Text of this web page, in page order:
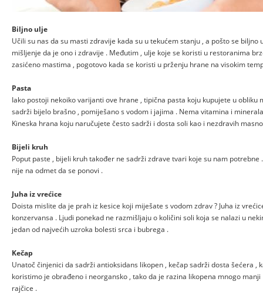
Biljno ulje
Učili su nas da su masti zdravije kada su u tekućem stanju , a pošto se biljno
mišljenje da je ono i zdravije . Međutim , ulje koje se koristi u restoranima
zasićeno mastima , pogotovo kada se koristi u prženju hrane na visokim
Pasta
Iako postoji nekoiko varijanti ove hrane , tipična pasta koju kupujete u obliku
sadrži bijelo brašno , pomiješano s vodom i jajima . Nema vitamina i
Kineska hrana koju naručujete često sadrži i dosta soli kao i nezdravih
Bijeli kruh
Poput paste , bijeli kruh također ne sadrži zdrave tvari koje su nam potrebne
nije na odmet da se ponovi .
Juha iz vrećice
Doista mislite da je prah iz kesice koji miješate s vodom zdrav ? Juha iz
konzervansa . Ljudi ponekad ne razmišljaju o količini soli koja se nalazi u
jedan od najvećih uzroka bolesti srca i bubrega .
Kečap
Unatoč činjenici da sadrži antioksidans likopen , kečap sadrži dosta šećera ,
koristimo je obrađeno i neorgansko , tako da je razina likopena mnogo
rajčice .